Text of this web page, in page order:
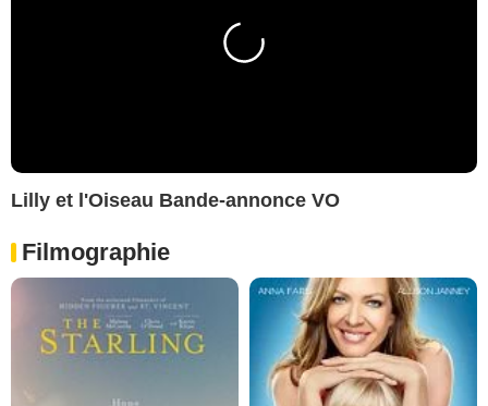
Lilly et l'Oiseau Bande-annonce VO
Filmographie